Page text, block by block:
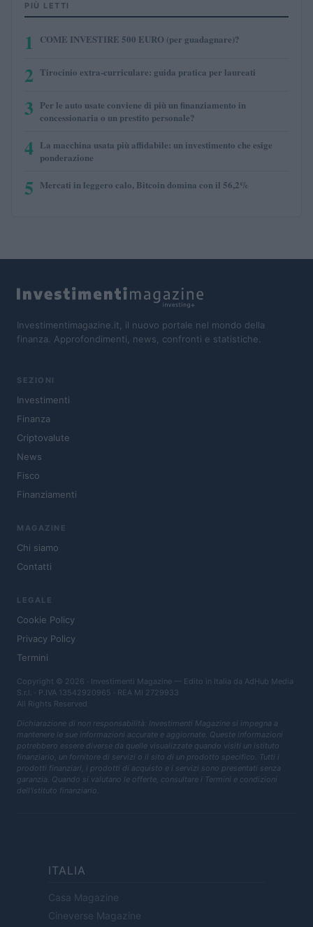
PIÙ LETTI
1 COME INVESTIRE 500 EURO (per guadagnare)?
2 Tirocinio extra-curriculare: guida pratica per laureati
3 Per le auto usate conviene di più un finanziamento in
concessionaria o un prestito personale?
4 La macchina usata più affidabile: un investimento che esige
ponderazione
5 Mercati in leggero calo, Bitcoin domina con il 56,2%
Investimentimagazine.it, il nuovo portale nel mondo della
finanza. Approfondimenti, news, confronti e statistiche.
SEZIONI
Investimenti
Finanza
Criptovalute
News
Fisco
Finanziamenti
MAGAZINE
Chi siamo
Contatti
LEGALE
Cookie Policy
Privacy Policy
Termini
Copyright © 2026 · Investimenti Magazine — Edito in Italia da AdHub Media
S.r.l. · P.IVA 13542920965 · REA MI 2729933
All Rights Reserved
Dichiarazione di non responsabilità: Investimenti Magazine si impegna a
mantenere le sue informazioni accurate e aggiornate. Queste informazioni
potrebbero essere diverse da quelle visualizzate quando visiti un istituto
finanziario, un fornitore di servizi o il sito di un prodotto specifico. Tutti i
prodotti finanziari, i prodotti di acquisto e i servizi sono presentati senza
garanzia. Quando si valutano le offerte, consultare i Termini e condizioni
dell'istituto finanziario.
ITALIA
Casa Magazine
Cineverse Magazine